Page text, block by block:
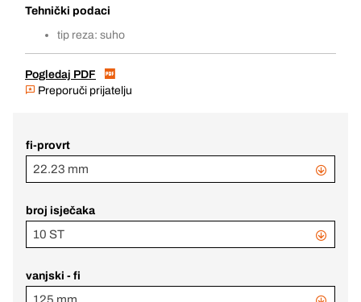
Tehnički podaci
tip reza: suho
Pogledaj PDF
Preporuči prijatelju
fi-provrt
22.23 mm
broj isječaka
10 ST
vanjski - fi